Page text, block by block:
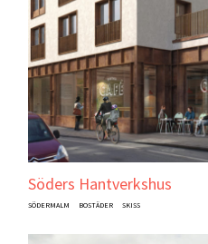
Söders Hantverkshus
SÖDERMALM BOSTÄDER SKISS